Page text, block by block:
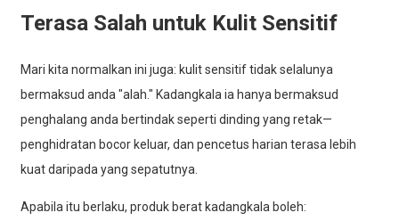
Terasa Salah untuk Kulit Sensitif
Mari kita normalkan ini juga: kulit sensitif tidak selalunya
bermaksud anda "alah." Kadangkala ia hanya bermaksud
penghalang anda bertindak seperti dinding yang retak—
penghidratan bocor keluar, dan pencetus harian terasa lebih
kuat daripada yang sepatutnya.
Apabila itu berlaku, produk berat kadangkala boleh: